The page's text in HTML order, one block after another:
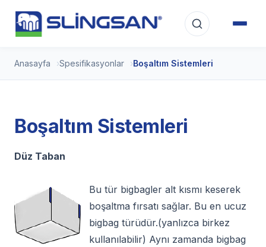
Anasayfa Spesifikasyonlar Boşaltım Sistemleri
Boşaltım Sistemleri
Düz Taban
Bu tür bigbagler alt kısmı keserek
boşaltma fırsatı sağlar. Bu en ucuz
bigbag türüdür.(yanlızca birkez
kullanılabilir) Aynı zamanda bigbag